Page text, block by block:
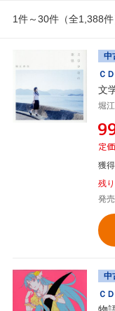
1件～30件（全1,388件
中
ＣＤ
文
堀
定
獲
残
発
中
ＣＤ